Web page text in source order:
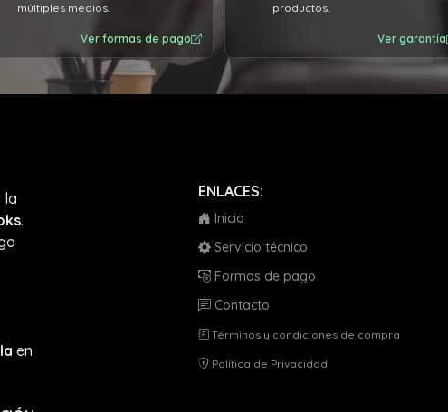
múltiples medios.
Ver formas de pago
productos.
Ver garantía
la
.
en
ENLACES:
Inicio
Servicio técnico
Formas de pago
Contacto
Términos y condiciones de compra
Política de Privacidad